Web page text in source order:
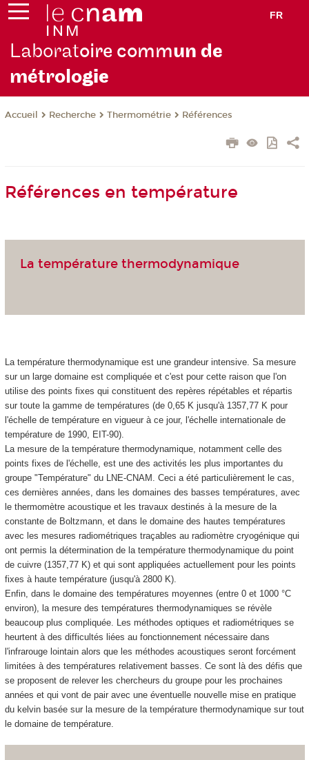
FR
Laboratoire commun de
métrologie
Accueil Recherche Thermométrie Références
Références en température
La température thermodynamique
La température thermodynamique est une grandeur intensive. Sa mesure
sur un large domaine est compliquée et c'est pour cette raison que l'on
utilise des points fixes qui constituent des repères répétables et répartis
sur toute la gamme de températures (de 0,65 K jusqu'à 1357,77 K pour
l'échelle de température en vigueur à ce jour, l'échelle internationale de
température de 1990, EIT-90).
La mesure de la température thermodynamique, notamment celle des
points fixes de l'échelle, est une des activités les plus importantes du
groupe "Température" du LNE-CNAM. Ceci a été particulièrement le cas,
ces dernières années, dans les domaines des basses températures, avec
le thermomètre acoustique et les travaux destinés à la mesure de la
constante de Boltzmann, et dans le domaine des hautes températures
avec les mesures radiométriques traçables au radiomètre cryogénique qui
ont permis la détermination de la température thermodynamique du point
de cuivre (1357,77 K) et qui sont appliquées actuellement pour les points
fixes à haute température (jusqu'à 2800 K).
Enfin, dans le domaine des températures moyennes (entre 0 et 1000 °C
environ), la mesure des températures thermodynamiques se révèle
beaucoup plus compliquée. Les méthodes optiques et radiométriques se
heurtent à des difficultés liées au fonctionnement nécessaire dans
l'infrarouge lointain alors que les méthodes acoustiques seront forcément
limitées à des températures relativement basses. Ce sont là des défis que
se proposent de relever les chercheurs du groupe pour les prochaines
années et qui vont de pair avec une éventuelle nouvelle mise en pratique
du kelvin basée sur la mesure de la température thermodynamique sur tout
le domaine de température.